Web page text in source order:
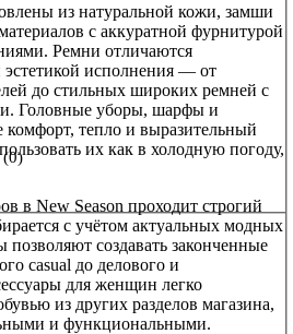
(0)
из натуральной кожи, замши
с аккуратной фурнитурой
Ремни отличаются
исполнения — от
до стильных широких ремней с
Головные уборы, шарфы и
комфорт, тепло и выразительный
их как в холодную погоду,
в New Season проходит строгий
с учётом актуальных модных
создавать законченные
casual до делового и
для женщин легко
из других разделов магазина,
и функциональными.